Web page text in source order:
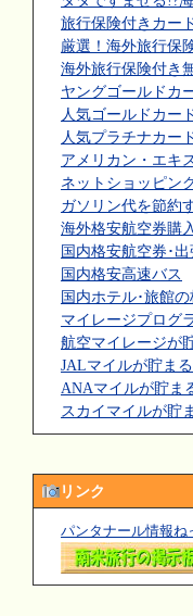
旅行保険付きカー
厳選！海外旅行保
海外旅行保険付き
ヤングゴールドカ
人気ゴールドカー
人気プラチナカー
アメリカン・エキ
ネットショッピン
ガソリン代を節約
海外格安航空券購
国内格安航空券･出
国内格安高速バス
国内ホテル･旅館
マイレージプログ
航空マイレージが
JALマイルが貯ま
ANAマイルが貯ま
スカイマイルが貯
リンク
パンタナール情報ね